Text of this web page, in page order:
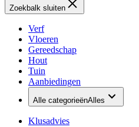
Zoekbalk sluiten
Verf
Vloeren
Gereedschap
Hout
Tuin
Aanbiedingen
Alle categorieënAlles
Klusadvies